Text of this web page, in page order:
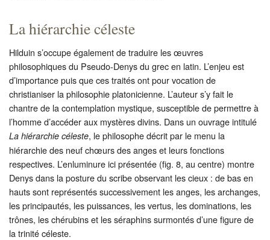
La hiérarchie céleste
Hilduin s’occupe également de traduire les œuvres
philosophiques du Pseudo-Denys du grec en latin. L’enjeu est
d’importance puis que ces traités ont pour vocation de
christianiser la philosophie platonicienne. L’auteur s’y fait le
chantre de la contemplation mystique, susceptible de permettre à
l’homme d’accéder aux mystères divins. Dans un ouvrage intitulé
La hiérarchie céleste, le philosophe décrit par le menu la
hiérarchie des neuf chœurs des anges et leurs fonctions
respectives. L’enluminure ici présentée (fig. 8, au centre) montre
Denys dans la posture du scribe observant les cieux : de bas en
hauts sont représentés successivement les anges, les archanges,
les principautés, les puissances, les vertus, les dominations, les
trônes, les chérubins et les séraphins surmontés d’une figure de
la trinité céleste.